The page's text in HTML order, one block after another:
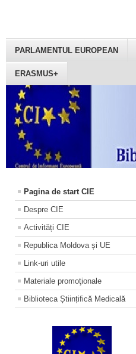
PARLAMENTUL EUROPEAN
ERASMUS+
Pagina de start CIE
Despre CIE
Activități CIE
Republica Moldova și UE
Link-uri utile
Materiale promoţionale
Biblioteca Științifică Medicală